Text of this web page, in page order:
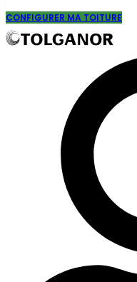
CONFIGURER MA TOITURE